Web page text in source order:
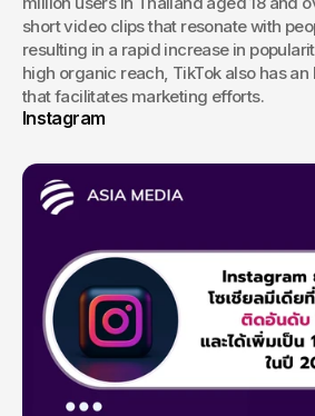
short video clips that resonate with
resulting in a rapid increase in
high organic reach, TikTok also has
that facilitates marketing efforts.
Instagram